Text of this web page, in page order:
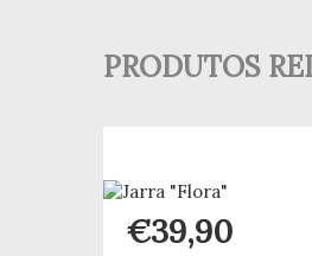
PRODUTOS
€39,90